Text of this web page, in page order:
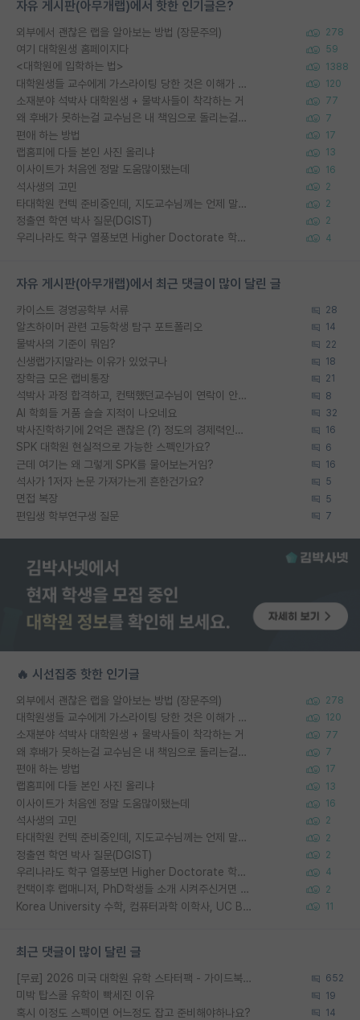
자유 게시판(아무개랩)에서 핫한 인기글은?
외부에서 괜찮은 랩을 알아보는 방법 (장문주의) 278
여기 대학원생 홈페이지다 59
<대학원에 입학하는 법> 1388
대학원생들 교수에게 가스라이팅 당한 것은 이해가 갑니다. 안타깝네요. 120
소재분야 석박사 대학원생 + 물박사들이 착각하는 거 77
왜 후배가 못하는걸 교수님은 내 책임으로 돌리는걸까요? 7
편애 하는 방법 17
랩홈피에 다들 본인 사진 올리냐 13
이사이트가 처음엔 정말 도움많이됐는데 16
석사생의 고민 2
타대학원 컨텍 준비중인데, 지도교수님께는 언제 말씀드려야 할까요? 2
정출연 학연 박사 질문(DGIST) 2
우리나라도 학구 열풍보면 Higher Doctorate 학위가 필요하다고 봅니다. 4
자유 게시판(아무개랩)에서 최근 댓글이 많이 달린 글
카이스트 경영공학부 서류 28
알츠하이머 관련 고등학생 탐구 포트폴리오 14
물박사의 기준이 뭐임? 22
신생랩가지말라는 이유가 있었구나 18
장학금 모은 랩비통장 21
석박사 과정 합격하고, 컨택했던교수님이 연락이 안됩니다... 8
AI 학회들 거품 슬슬 지적이 나오네요 32
박사진학하기에 2억은 괜찮은 (?) 정도의 경제력인가요 16
SPK 대학원 현실적으로 가능한 스펙인가요? 6
근데 여기는 왜 그렇게 SPK를 물어보는거임? 16
석사가 1저자 논문 가져가는게 흔한건가요? 5
면접 복장 5
편입생 학부연구생 질문 7
🔥 시선집중 핫한 인기글
외부에서 괜찮은 랩을 알아보는 방법 (장문주의) 278
대학원생들 교수에게 가스라이팅 당한 것은 이해가 갑니다. 안타깝네요. 120
소재분야 석박사 대학원생 + 물박사들이 착각하는 거 77
왜 후배가 못하는걸 교수님은 내 책임으로 돌리는걸까요? 7
편애 하는 방법 17
랩홈피에 다들 본인 사진 올리냐 13
이사이트가 처음엔 정말 도움많이됐는데 16
석사생의 고민 2
타대학원 컨텍 준비중인데, 지도교수님께는 언제 말씀드려야 할까요? 2
정출연 학연 박사 질문(DGIST) 2
우리나라도 학구 열풍보면 Higher Doctorate 학위가 필요하다고 봅니다. 4
컨택이후 랩매니저, PhD학생들 소개 시켜주신거면 거의 컨펌에 가깝나요? 2
Korea University 수학, 컴퓨터과학 이학사, UC Berkeley 산업공학 대학원 공학박사가 되는 것은 쉽지 않겠죠? 11
최근 댓글이 많이 달린 글
[무료] 2026 미국 대학원 유학 스타터팩 - 가이드북 & 합격자 컨택메일 템플릿 652
미박 탑스쿨 유학이 빡세진 이유 19
혹시 이정도 스펙이면 어느정도 잡고 준비해야하나요? 14